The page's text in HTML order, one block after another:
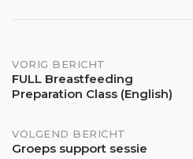
Bericht
navigatie
VORIG BERICHT
FULL Breastfeeding
Preparation Class (English)
VOLGEND BERICHT
Groeps support sessie